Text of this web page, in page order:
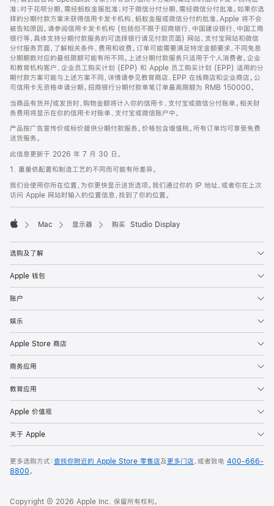
准；对于花呗分期，需经蚂蚁金服批准；对于微信分付分期，需经微信分付批准。如果你选
择的分期付款方案未获得信用卡发卡机构、蚂蚁金服或微信分付的批准，Apple 将不会
被告知原因。请参阅信用卡发卡机构 (包括但不限于招商银行、中国建设银行、中国工商
银行等，具体支持分期付款服务的可选择银行请见付款页面) 网站、支付宝网站和微信
分付服务页面，了解相关条件、费用和收费。订单可能需要满足特定金额要求，不同免息
分期期数对应的最低限额可能有所不同。上述分期付款服务只适用于个人消费者。企业
和教育机构客户、企业员工购买计划 (EPP) 和 Apple 员工购买计划 (EPP) 适用的分
期付款方案可能与上述方案不同，详情请参见教育商店、EPP 在线商店和企业商店。公
司信用卡无资格申请分期。招商银行分期付款单笔订单最高限额为 RMB 150000。
当商品有货并/或发货时，购物金额将计入你的信用卡、支付宝或微信分付账单。相关财
务费用将显示在你的信用卡对账单、支付宝或微信账户中。
产品按广告宣传价或标价提供分期付款服务。价格包含增值税。所有订单均可享受免费
送货服务。
此信息更新于 2026 年 7 月 30 日。
1. 重量依配置和制造工艺的不同而可能有所差异。
我们会使用你所在位置，为你更快显示送货选项。我们通过你的 IP 地址，或者你在上次
访问 Apple 网站时输入的位置信息，找到了你的位置。
Mac 显示器 购买 Studio Display
选购及了解
Apple 钱包
账户
娱乐
Apple Store 商店
商务应用
教育应用
Apple 价值观
关于 Apple
更多选购方式：查找你附近的 Apple Store 零售店及更多门店，或者致电 400-666-
8800。
Copyright © 2026 Apple Inc. 保留所有权利。